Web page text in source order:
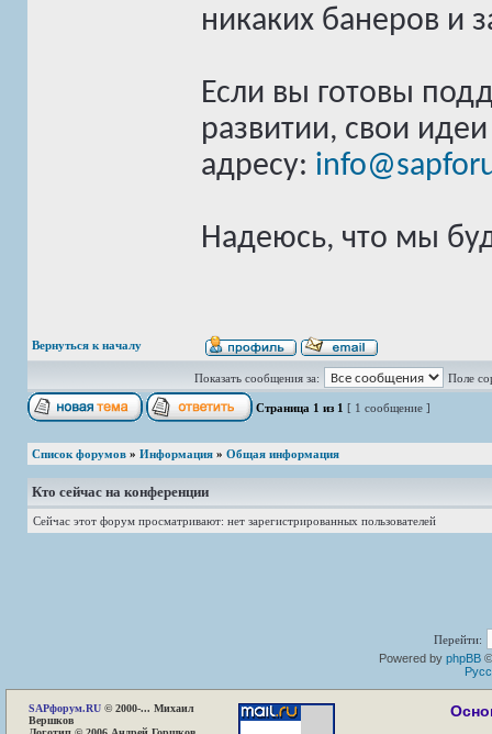
никаких банеров и
Если вы готовы
развитии, свои
адресу:
Надеюсь, что мы
Вернуться к началу
Показать сообщения за: Поле
Страница 1 из 1 [ 1 сообщение ]
Список форумов » Информация » Общая информация
Кто сейчас на конференции
Сейчас этот форум просматривают: нет зарегистрированных пользователей
Перейти:
Powered by phpBB
SAPфорум.RU © 2000-... Михаил
Вершков